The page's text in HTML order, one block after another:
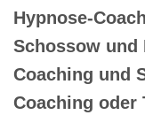
Hypnose-
Schossow und
Coaching und
Coaching oder